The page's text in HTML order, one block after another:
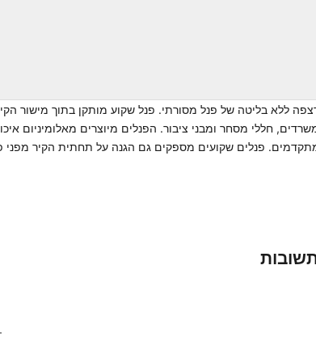
ללא בליטה של פנל מסורתי. פנל שקוע מותקן בתוך מישור
חללי מסחר ומבני ציבור. הפנלים מיוצרים מאלומיניום
פנלים שקועים מספקים גם הגנה על תחתית הקיר מפני